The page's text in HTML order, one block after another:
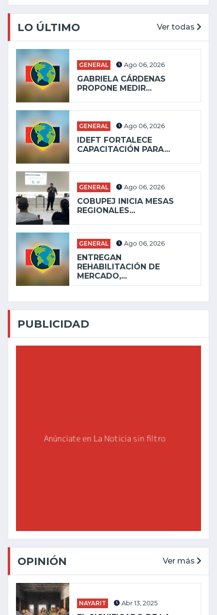
LO ÚLTIMO Ver todas
GENERAL Ago 06, 2026
GABRIELA CÁRDENAS
PROPONE MEDIR...
GENERAL Ago 06, 2026
IDEFT FORTALECE
CAPACITACIÓN PARA...
GENERAL Ago 06, 2026
COBUPEJ INICIA MESAS
REGIONALES...
GENERAL Ago 06, 2026
ENTREGAN
REHABILITACIÓN DE
MERCADO,...
PUBLICIDAD
OPINIÓN Ver más
NAYARIT Abr 13, 2025